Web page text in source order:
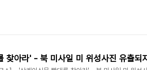
판매수입 3년만에 반토막 : 미 법무부제출 보고서